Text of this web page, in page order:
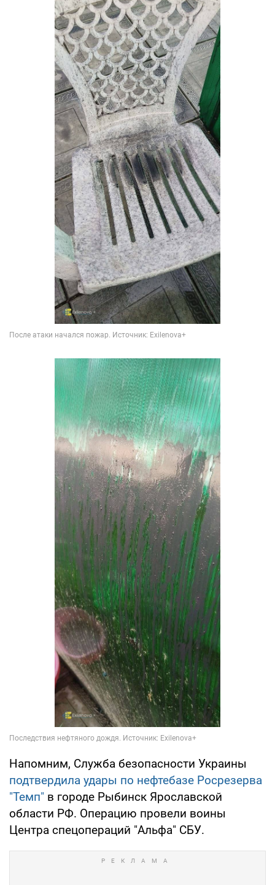
Напомним, Служба безопасности Украины
подтвердила удары по нефтебазе Росрезерва
"Темп" в городе Рыбинск Ярославской
области РФ. Операцию провели воины
Центра спецопераций "Альфа" СБУ.